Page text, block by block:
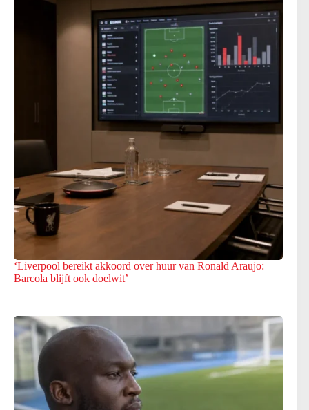
‘Liverpool bereikt akkoord over huur van Ronald Araujo:
Barcola blijft ook doelwit’